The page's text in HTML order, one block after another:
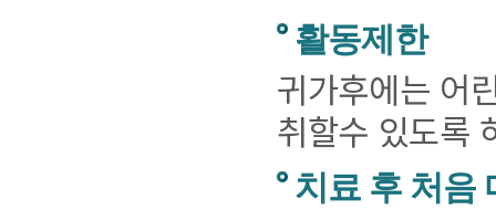
활동제한
귀가후에는 어
취할수 있도록
치료 후 처음